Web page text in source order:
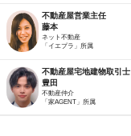
不動産屋営業主任
藤本
ネット不動産
「イエプラ」所属
不動産屋宅地建物取引士
豊田
不動産仲介
「家AGENT」所属